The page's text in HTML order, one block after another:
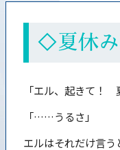
◇夏休み
「エル、起きて！
「……うるさ」
エルはそれだけ言う